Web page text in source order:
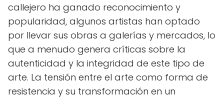
callejero ha ganado reconocimiento y
popularidad, algunos artistas han optado
por llevar sus obras a galerías y mercados, lo
que a menudo genera críticas sobre la
autenticidad y la integridad de este tipo de
arte. La tensión entre el arte como forma de
resistencia y su transformación en un